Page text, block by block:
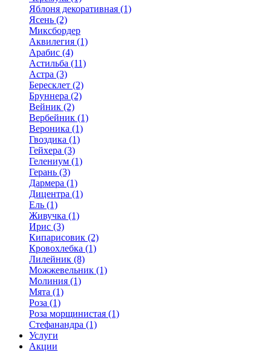
Яблоня декоративная (1)
Ясень (2)
Миксбордер
Аквилегия (1)
Арабис (4)
Астильба (11)
Астра (3)
Бересклет (2)
Бруннера (2)
Вейник (2)
Вербейник (1)
Вероника (1)
Гвоздика (1)
Гейхера (3)
Гелениум (1)
Герань (3)
Дармера (1)
Дицентра (1)
Ель (1)
Живучка (1)
Ирис (3)
Кипарисовик (2)
Кровохлебка (1)
Лилейник (8)
Можжевельник (1)
Молиния (1)
Мята (1)
Роза (1)
Роза морщинистая (1)
Стефанандра (1)
Услуги
Акции